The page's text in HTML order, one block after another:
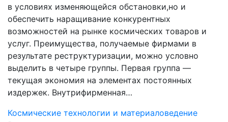
в условиях изменяющейся обстановки,но и
обеспечить наращивание конкурентных
возможностей на рынке космических товаров и
услуг. Преимущества, получаемые фирмами в
результате реструктуризации, можно условно
выделить в четыре группы. Первая группа —
текущая экономия на элементах постоянных
издержек. Внутрифирменная…
Космические технологии и материаловедение